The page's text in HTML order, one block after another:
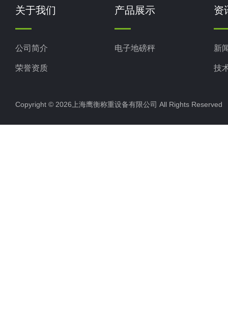
关于我们
公司简介
荣誉资质
产品展示
电子地磅秤
资
新
技
Copyright © 2026上海鹰衡称重设备有限公司 All Rights